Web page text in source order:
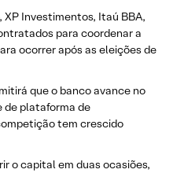
XP Investimentos, Itaú BBA,
para coordenar a
ocorrer após as eleições de
que o banco avance no
de plataforma de
tem crescido
o capital em duas ocasiões,